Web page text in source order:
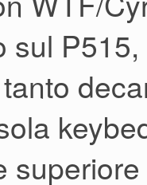
sul